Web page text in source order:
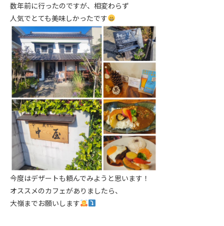
数年前に行ったのですが、相変わらず
人気でとても美味しかったです
今度はデザートも頼んでみようと思います！
オススメのカフェがありましたら、
大嶺までお願いします